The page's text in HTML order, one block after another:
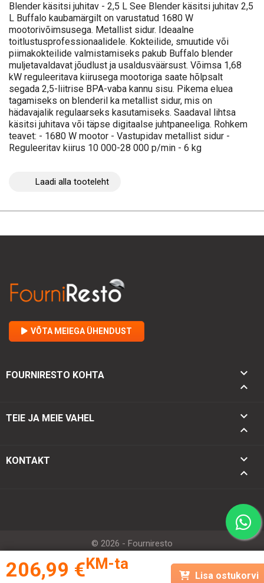
Blender käsitsi juhitav - 2,5 L See Blender käsitsi juhitav 2,5
L Buffalo kaubamärgilt on varustatud 1680 W
mootorivõimsusega. Metallist sidur. Ideaalne
toitlustusprofessionaalidele. Kokteilide, smuutide või
piimakokteilide valmistamiseks pakub Buffalo blender
muljetavaldavat jõudlust ja usaldusväärsust. Võimsa 1,68
kW reguleeritava kiirusega mootoriga saate hõlpsalt
segada 2,5-liitrise BPA-vaba kannu sisu. Pikema eluea
tagamiseks on blenderil ka metallist sidur, mis on
hädavajalik regulaarseks kasutamiseks. Saadaval lihtsa
käsitsi juhitava või täpse digitaalse juhtpaneeliga. Rohkem
teavet: - 1680 W mootor - Vastupidav metallist sidur -
Reguleeritav kiirus 10 000-28 000 p/min - 6 kg
Laadi alla tooteleht
206,99 €KM-ta
Lisa ostukorvi
VÕTA MEIEGA ÜHENDUST
FOURNIRESTO KOHTA


TEIE JA MEIE VAHEL


KONTAKT
keyboard_arrow_down
keyboard_arrow_up
© 2026 - Fourniresto